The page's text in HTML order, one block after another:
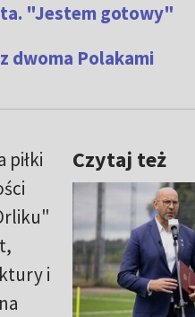
"Jestem gotowy"
dwoma Polakami
Czytaj też
piłki
i